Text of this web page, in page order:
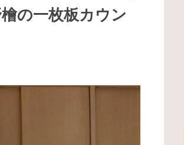
の一枚板カウン